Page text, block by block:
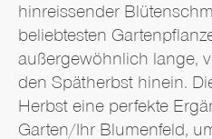
hinreissender
beliebtesten
außergewöhnlich lange,
den Spätherbst hinein.
Herbst eine perfekte
Garten/Ihr Blumenfeld,